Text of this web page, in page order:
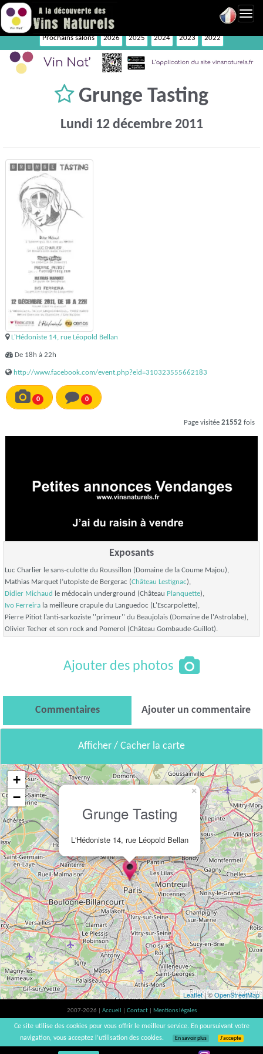
Prochains salons 2026 2025 2024 2023 2022
Grunge Tasting
Lundi 12 décembre 2011
L'Hédoniste 14, rue Léopold Bellan
De 18h à 22h
http://www.facebook.com/event.php?eid=310323555662183
0 0
Page visitée 21552 fois
Exposants
Luc Charlier le sans-culotte du Roussillon (Domaine de la Coume Majou),
Mathias Marquet l’utopiste de Bergerac (Château Lestignac),
Didier Michaud
le médocain underground (Château Planquette),
Ivo Ferreira la meilleure crapule du Languedoc (L'Escarpolette),
Pierre Pitiot l’anti-sarkoziste ''primeur'' du Beaujolais (Domaine de l'Astrolabe),
Olivier Techer et son rock and Pomerol (Château Gombaude-Guillot).
Ajouter des photos
Commentaires Ajouter un commentaire
Afficher / Cacher la carte
Grunge Tasting
L'Hédoniste 14, rue Léopold Bellan
×
+
−
Leaflet| ©OpenStreetMap
2007-2026 | Accueil Contact
Mentions légales
L'abus d'alcool est dangereux pour la santé, à consommer avec modération. |
vinsnaturels | v3.12
Ce site utilise des cookies pour vous offrir le meilleur service. En poursuivant votre
navigation, vous acceptez l’utilisation des cookies.
En savoir plus J’accepte